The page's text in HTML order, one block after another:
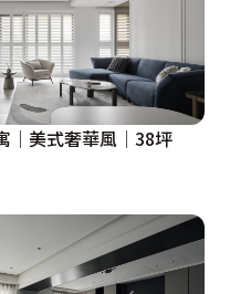
│美式奢華風│38坪